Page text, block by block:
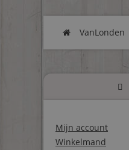
VanLonden
Mijn account
Winkelmand